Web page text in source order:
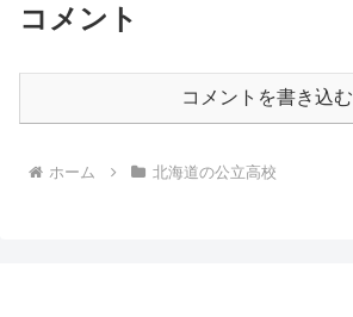
コメント
コメントを書き込む
ホーム 北海道の公立高校